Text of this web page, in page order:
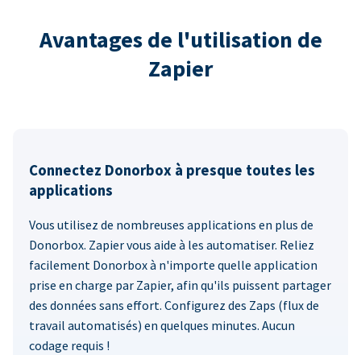
Avantages de l'utilisation de
Zapier
Connectez Donorbox à presque toutes les
applications
Vous utilisez de nombreuses applications en plus de
Donorbox. Zapier vous aide à les automatiser. Reliez
facilement Donorbox à n'importe quelle application
prise en charge par Zapier, afin qu'ils puissent partager
des données sans effort. Configurez des Zaps (flux de
travail automatisés) en quelques minutes. Aucun
codage requis !